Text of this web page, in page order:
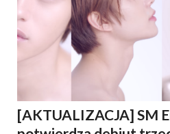
[AKTUALIZACJA] SM